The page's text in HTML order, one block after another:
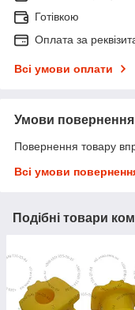
Готівкою
Оплата за
Всі умови оплати
Умови повернення
Повернення товару
Всі умови
Подібні товари